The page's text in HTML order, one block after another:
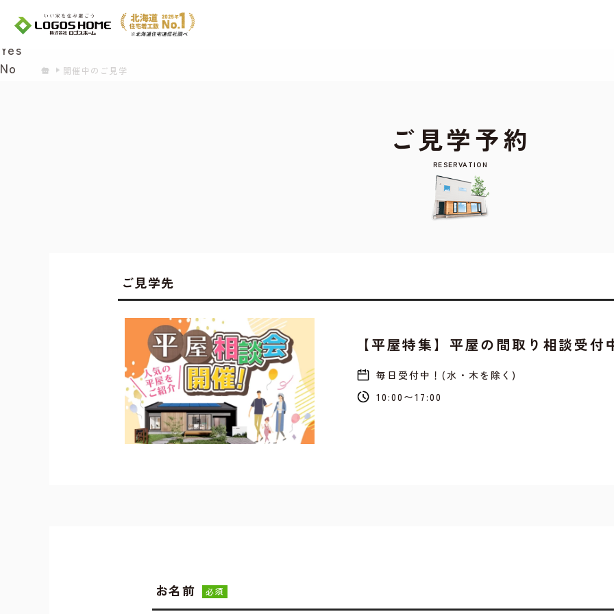
開催中のご見学
ご見学予約
RESERVATION
ご見学先
【平屋特集】平屋の間取り相談受付
毎日受付中！(水・木を除く)
10:00〜17:00
お名前 必須
Cookie を使用して、お客様の活動を追跡してもよろしいですか? 当社ではお客様のプライバシーを
Yes
No